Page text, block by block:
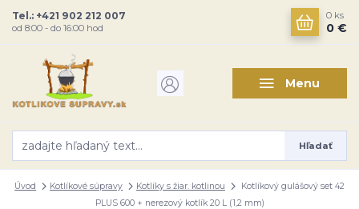
Menu
Hľadať
Tel.: +421 902 212 007
od 8:00 - do 16:00 hod
0 ks
0 €
Úvod Kotlíkové súpravy Kotlíky s žiar. kotlinou
Kotlíkový gulášový set 42
PLUS 600 + nerezový kotlík 20 L (1,2 mm)